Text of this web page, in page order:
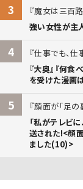
3
魔女は三百
強い女性が主
4
仕事でも、仕
『大奥』『何
を受けた漫画
5
顔面が「足の
「私がテレビ
送された!<顔
ました(10)>